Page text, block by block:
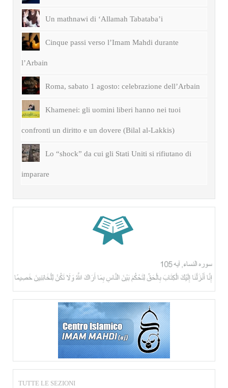
Un mathnawi di ‘Allamah Tabataba’i
Cinque passi verso l’Imam Mahdi durante
l’Arbain
Roma, sabato 1 agosto: celebrazione dell’Arbain
Khamenei: gli uomini liberi hanno nei tuoi
confronti un diritto e un dovere (Bilal al-Lakkis)
Lo “shock” da cui gli Stati Uniti si rifiutano di
imparare
TUTTE LE SEZIONI